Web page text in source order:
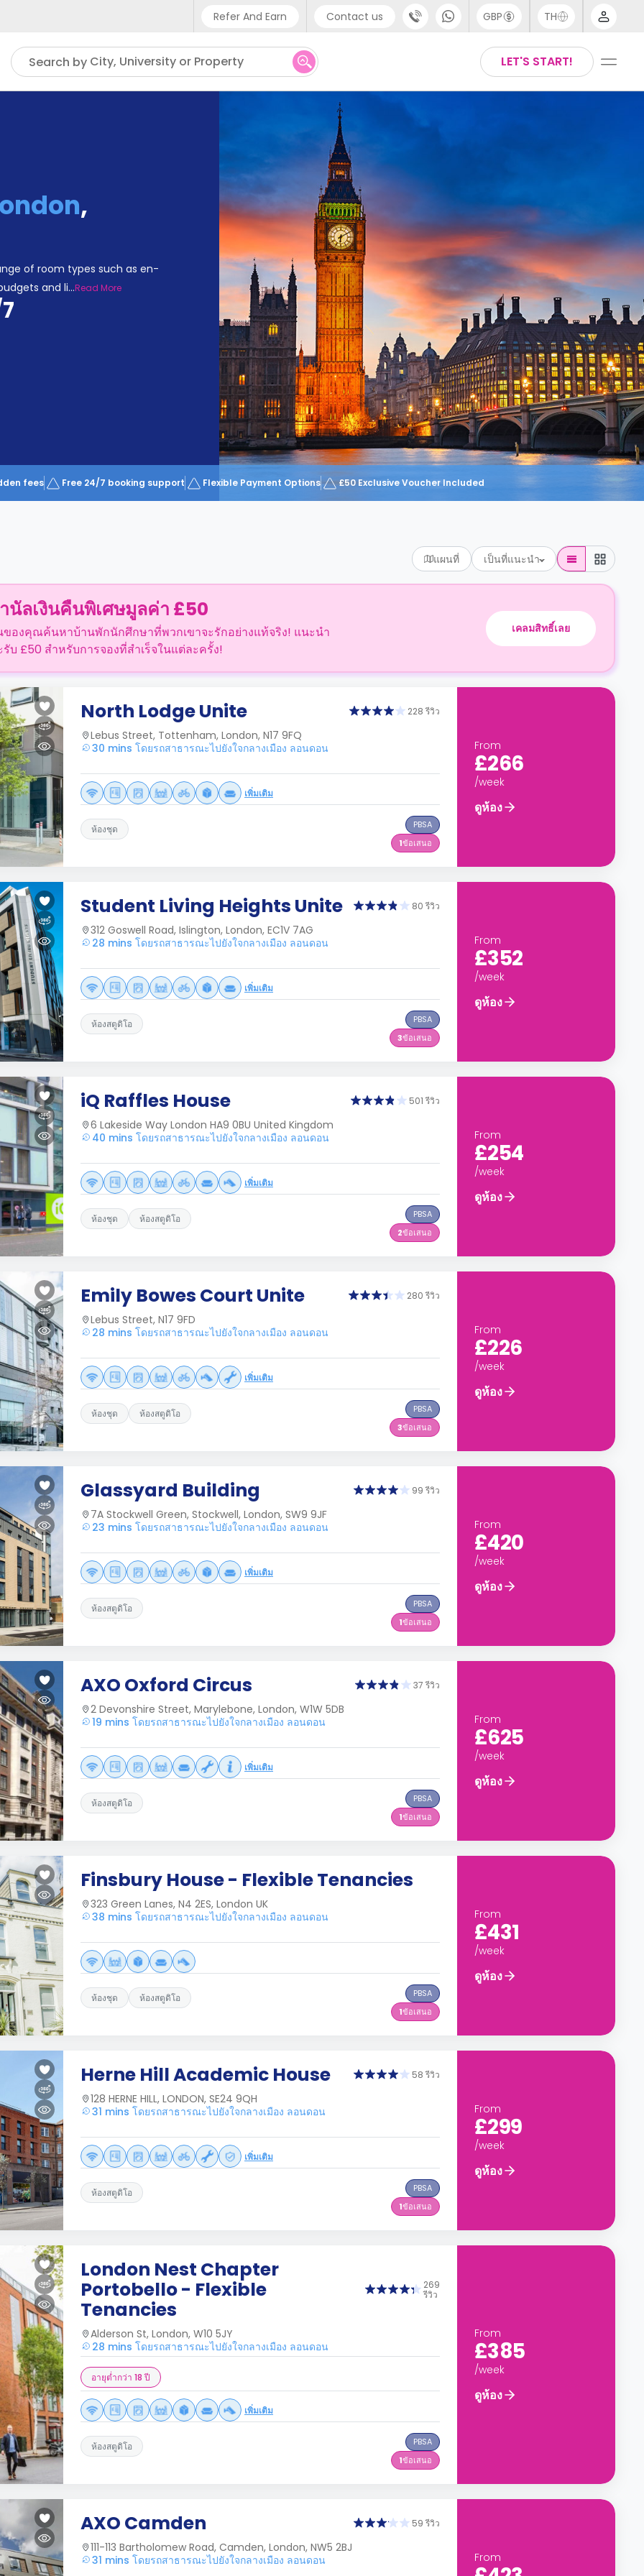
Refer And Earn Contact us
Phone support
UK - +44 (0) 20 3871 8666
IN - +91 (80) 3711 1326
US - +1 (646) 718 6172
GBP TH
LET'S START!
Search by City, University or Property
,
of room types such as en-
and li...Read More
fees Free 24/7 booking support Flexible Payment Options £50 Exclusive Voucher Included
แผนที่ เป็นที่แนะนำ
นัลเงินคืนพิเศษมูลค่า £50
ของคุณค้นหาบ้านพักนักศึกษาที่พวกเขาจะรักอย่างแท้จริง! แนะนำ
บ £50 สำหรับการจองที่สำเร็จในแต่ละครั้ง!
เคลมสิทธิ์เลย
North Lodge Unite 228 รีวิว
Lebus Street, Tottenham, London, N17 9FQ
30 mins โดยรถสาธารณะไปยังใจกลางเมือง ลอนดอน
เพิ่มเติม
ห้องชุด
PBSA
1ข้อเสนอ
From
£266
/week
ดูห้อง
Student Living Heights Unite 80 รีวิว
312 Goswell Road, Islington, London, EC1V 7AG
28 mins โดยรถสาธารณะไปยังใจกลางเมือง ลอนดอน
เพิ่มเติม
ห้องสตูดิโอ
PBSA
3ข้อเสนอ
From
£352
/week
ดูห้อง
iQ Raffles House 501 รีวิว
6 Lakeside Way London HA9 0BU United Kingdom
40 mins โดยรถสาธารณะไปยังใจกลางเมือง ลอนดอน
เพิ่มเติม
ห้องชุด ห้องสตูดิโอ
PBSA
2ข้อเสนอ
From
£254
/week
ดูห้อง
Emily Bowes Court Unite 280 รีวิว
Lebus Street, N17 9FD
28 mins โดยรถสาธารณะไปยังใจกลางเมือง ลอนดอน
เพิ่มเติม
ห้องชุด ห้องสตูดิโอ
PBSA
3ข้อเสนอ
From
£226
/week
ดูห้อง
Glassyard Building 99 รีวิว
7A Stockwell Green, Stockwell, London, SW9 9JF
23 mins โดยรถสาธารณะไปยังใจกลางเมือง ลอนดอน
เพิ่มเติม
ห้องสตูดิโอ
PBSA
1ข้อเสนอ
From
£420
/week
ดูห้อง
AXO Oxford Circus 37 รีวิว
2 Devonshire Street, Marylebone, London, W1W 5DB
19 mins โดยรถสาธารณะไปยังใจกลางเมือง ลอนดอน
เพิ่มเติม
ห้องสตูดิโอ
PBSA
1ข้อเสนอ
From
£625
/week
ดูห้อง
Finsbury House - Flexible Tenancies
323 Green Lanes, N4 2ES, London UK
38 mins โดยรถสาธารณะไปยังใจกลางเมือง ลอนดอน
ห้องชุด ห้องสตูดิโอ
PBSA
1ข้อเสนอ
From
£431
/week
ดูห้อง
Herne Hill Academic House 58 รีวิว
128 HERNE HILL, LONDON, SE24 9QH
31 mins โดยรถสาธารณะไปยังใจกลางเมือง ลอนดอน
เพิ่มเติม
ห้องสตูดิโอ
PBSA
1ข้อเสนอ
From
£299
/week
ดูห้อง
London Nest Chapter
Portobello - Flexible
Tenancies
269
รีวิว
Alderson St, London, W10 5JY
28 mins โดยรถสาธารณะไปยังใจกลางเมือง ลอนดอน
อายุต่ำกว่า 18 ปี
เพิ่มเติม
ห้องสตูดิโอ
PBSA
1ข้อเสนอ
From
£385
/week
ดูห้อง
AXO Camden 59 รีวิว
111-113 Bartholomew Road, Camden, London, NW5 2BJ
31 mins โดยรถสาธารณะไปยังใจกลางเมือง ลอนดอน
From